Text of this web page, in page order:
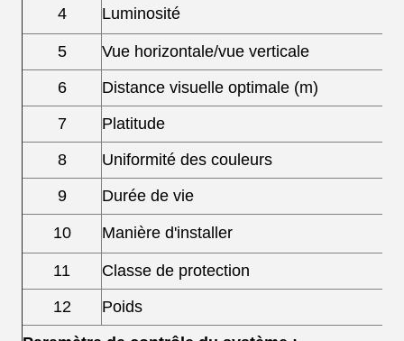
4 Luminosité
5
Vue horizontale/vue verticale
6
Distance visuelle optimale (m)
7
Platitude
8
Uniformité des couleurs
9
Durée de vie
10 Manière d'installer
11
Classe de protection
12
Poids